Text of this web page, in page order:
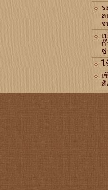
ร
ล
จ
เ
ก๊
ช่
ไ
เ
สั